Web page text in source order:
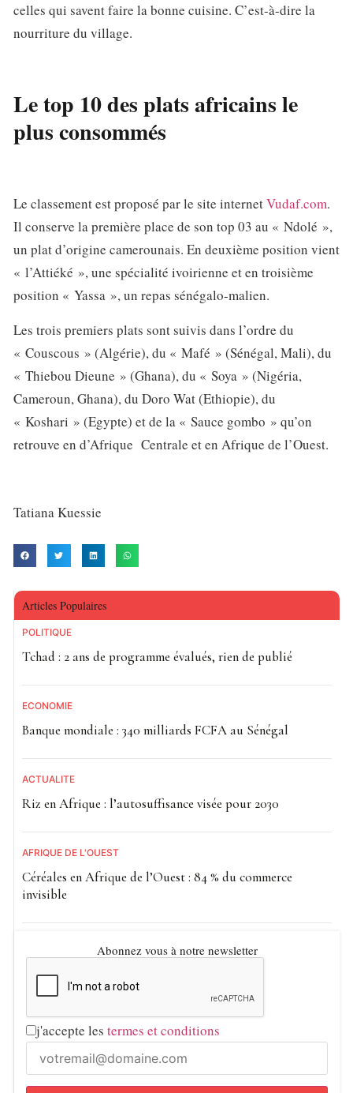
celles qui savent faire la bonne cuisine. C’est-à-dire la
nourriture du village.
Le top 10 des plats africains le
plus consommés
Le classement est proposé par le site internetVudaf.com.
Il conserve la première place de son top 03 au « Ndolé »,
un plat d’origine camerounais. En deuxième position vient
« l’Attiéké », une spécialité ivoirienne et en troisième
position « Yassa », un repas sénégalo-malien.
Les trois premiers plats sont suivis dans l’ordre du
« Couscous » (Algérie), du « Mafé » (Sénégal, Mali), du
« Thiebou Dieune » (Ghana), du « Soya » (Nigéria,
Cameroun, Ghana), du Doro Wat (Ethiopie), du
« Koshari » (Egypte) et de la « Sauce gombo » qu’on
retrouve en d’Afrique Centrale et en Afrique de l’Ouest.
Tatiana Kuessie
Articles Populaires
POLITIQUE
Tchad : 2 ans de programme évalués, rien de publié
ECONOMIE
Banque mondiale : 340 milliards FCFA au Sénégal
ACTUALITE
Riz en Afrique : l’autosuffisance visée pour 2030
AFRIQUE DE L'OUEST
Céréales en Afrique de l’Ouest : 84 % du commerce
invisible
Abonnez vous à notre newsletter
j'accepte les termes et conditions